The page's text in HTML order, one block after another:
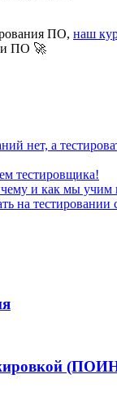
ПО, наш
ПО 🚀
нет, а
тестировщика!
и как мы учим
на тестировании